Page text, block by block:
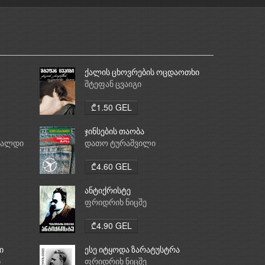
ქალის ცხოვრების ოცდაოთხი
საათი
შტეფან ცვაიგი
₾1.50 GEL
ჯინსების თაობა
დათო ტურაშვილი
₾4.60 GEL
ანტიქრისტე
ფრიდრიხ ნიცშე
₾4.90 GEL
ესე იტყოდა ზარატუსტრა
ფრიდრიხ ნიცშე